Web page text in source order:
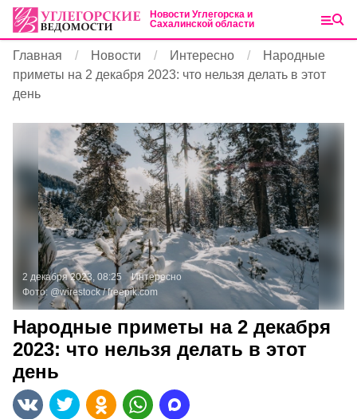
Новости Углегорска и
Сахалинской области
Главная Новости Интересно
Народные
приметы на 2 декабря 2023: что нельзя делать в этот
день
2 декабря 2023, 08:25
Интересно
Фото: @wirestock /freepik.com
Народные приметы на 2 декабря
2023: что нельзя делать в этот
день